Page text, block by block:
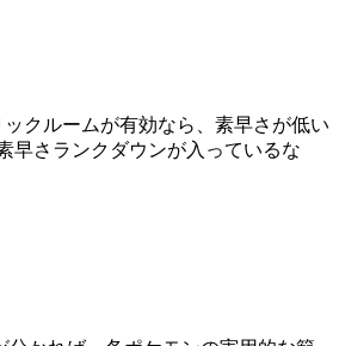
クルームが有効なら、素早さが低い
早さランクダウンが入っているな